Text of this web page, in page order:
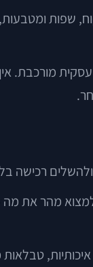
שפות
עסקית
רכישה
מהר את מה